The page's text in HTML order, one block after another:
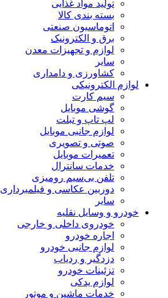
تولید مواد غذایی
بسته بندی کالا
اتوماسیون صنعتی
برق و الکترونیک
لوازم و تجهیزات معدن
سایر
کشاورزی و دامداری
لوازم الکترونیکی
سیم کارت
گوشی موبایل
لپ تاپ و تبلت
لوازم جانبی موبایل
صوتی و تصویری
تعمیرات موبایل
خدمات سانترال
تلفن بی‌سیم رومیزی
دوربین عکاسی و فیلمبرداری
سایر
خودرو و وسایل نقلیه
خودروی داخلی و خارجی
اجاره خودرو
لوازم جانبی خودرو
دزدگیر و ردیاب
تزئینات خودرو
لوازم یدکی
خدمات ماشین و موتور